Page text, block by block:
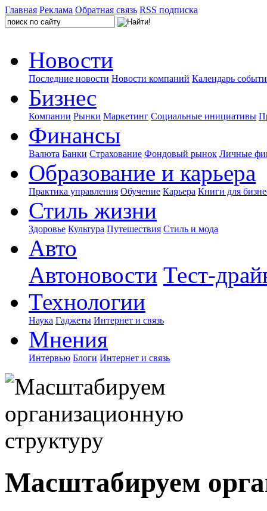
Главная Реклама Обратная связь RSS подписка
Новости
Последние новости Новости компаний Календарь
Бизнес
Компании Рынки Маркетинг Социальные инициативы
Финансы
Валюта Банки Страхование Фондовый рынок Личные
Образование и карьера
Практика управления Обучение Карьера Книги для
Стиль жизни
Здоровье Культура Путешествия Стиль и мода
Авто
Автоновости Тест-
Технологии
Наука Гаджеты Интернет и связь
Мнения
Интервью Блоги Интернет и связь
Масштабируем